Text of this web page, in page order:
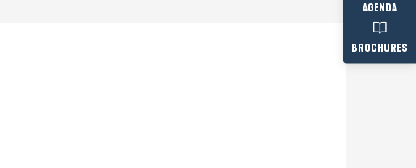
AGENDA
BROCHURES